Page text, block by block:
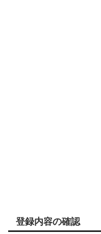
登録内容の確認